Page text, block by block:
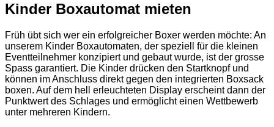
Kinder Boxautomat mieten
Früh übt sich wer ein erfolgreicher Boxer werden möchte: An
unserem Kinder Boxautomaten, der speziell für die kleinen
Eventteilnehmer konzipiert und gebaut wurde, ist der grosse
Spass garantiert. Die Kinder drücken den Startknopf und
können im Anschluss direkt gegen den integrierten Boxsack
boxen. Auf dem hell erleuchteten Display erscheint dann der
Punktwert des Schlages und ermöglicht einen Wettbewerb
unter mehreren Kindern.